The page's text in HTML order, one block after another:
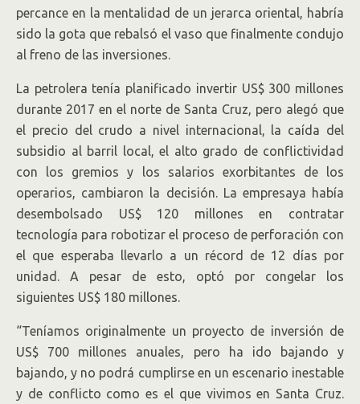
percance en la mentalidad de un jerarca oriental, habría
sido la gota que rebalsó el vaso que finalmente condujo
al freno de las inversiones.
La petrolera tenía planificado invertir US$ 300 millones
durante 2017 en el norte de Santa Cruz, pero alegó que
el precio del crudo a nivel internacional, la caída del
subsidio al barril local, el alto grado de conflictividad
con los gremios y los salarios exorbitantes de los
operarios, cambiaron la decisión. La empresaya había
desembolsado US$ 120 millones en contratar
tecnología para robotizar el proceso de perforación con
el que esperaba llevarlo a un récord de 12 días por
unidad. A pesar de esto, optó por congelar los
siguientes US$ 180 millones.
“Teníamos originalmente un proyecto de inversión de
US$ 700 millones anuales, pero ha ido bajando y
bajando, y no podrá cumplirse en un escenario inestable
y de conflicto como es el que vivimos en Santa Cruz.